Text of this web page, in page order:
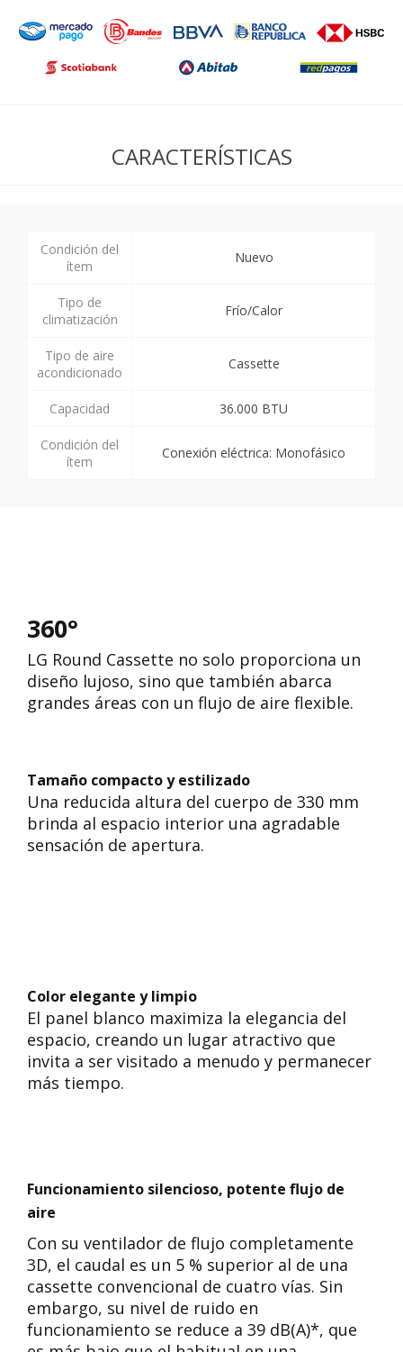
CARACTERÍSTICAS
Condición del
ítem
Nuevo
Tipo de
climatización
Frío/Calor
Tipo de aire
acondicionado
Cassette
Capacidad 36.000 BTU
Condición del
ítem
Conexión eléctrica: Monofásico
360°
LG Round Cassette no solo proporciona un
diseño lujoso, sino que también abarca
grandes áreas con un flujo de aire flexible.
Tamaño compacto y estilizado
Una reducida altura del cuerpo de 330 mm
brinda al espacio interior una agradable
sensación de apertura.
Color elegante y limpio
El panel blanco maximiza la elegancia del
espacio, creando un lugar atractivo que
invita a ser visitado a menudo y permanecer
más tiempo.
Funcionamiento silencioso, potente flujo de
aire
Con su ventilador de flujo completamente
3D, el caudal es un 5 % superior al de una
cassette convencional de cuatro vías. Sin
embargo, su nivel de ruido en
funcionamiento se reduce a 39 dB(A)*, que